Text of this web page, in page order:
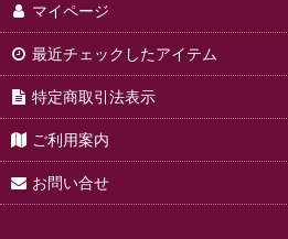
マイページ
最近チェックしたアイテム
特定商取引法表示
ご利用案内
お問い合せ